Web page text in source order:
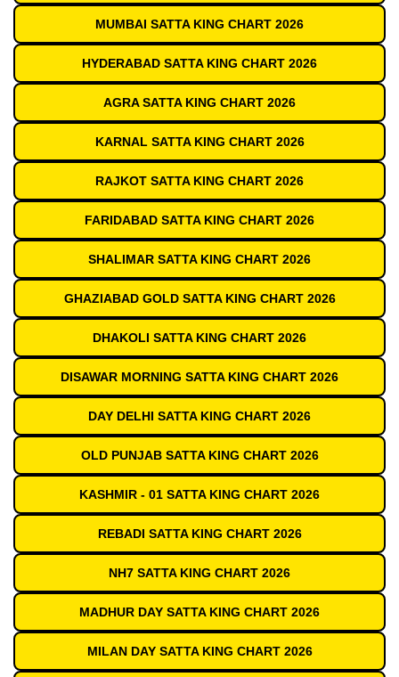
MUMBAI SATTA KING CHART 2026
HYDERABAD SATTA KING CHART 2026
AGRA SATTA KING CHART 2026
KARNAL SATTA KING CHART 2026
RAJKOT SATTA KING CHART 2026
FARIDABAD SATTA KING CHART 2026
SHALIMAR SATTA KING CHART 2026
GHAZIABAD GOLD SATTA KING CHART 2026
DHAKOLI SATTA KING CHART 2026
DISAWAR MORNING SATTA KING CHART 2026
DAY DELHI SATTA KING CHART 2026
OLD PUNJAB SATTA KING CHART 2026
KASHMIR - 01 SATTA KING CHART 2026
REBADI SATTA KING CHART 2026
NH7 SATTA KING CHART 2026
MADHUR DAY SATTA KING CHART 2026
MILAN DAY SATTA KING CHART 2026